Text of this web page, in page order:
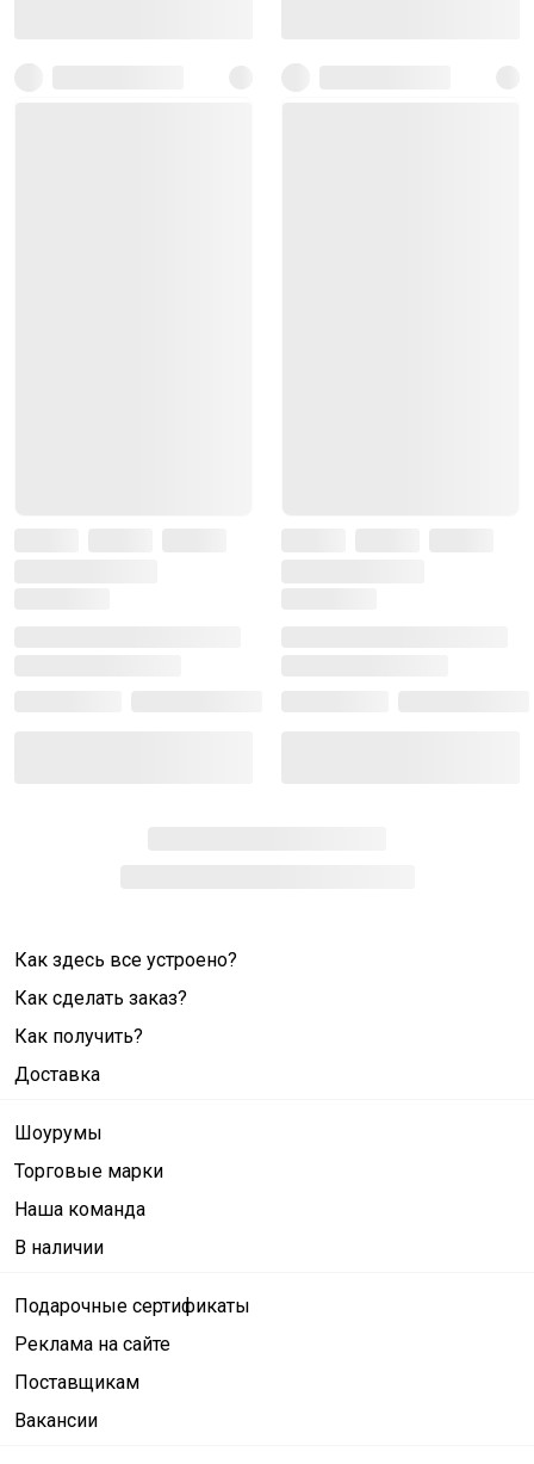
Как здесь все устроено?
Как сделать заказ?
Как получить?
Доставка
Шоурумы
Торговые марки
Наша команда
В наличии
Подарочные сертификаты
Реклама на сайте
Поставщикам
Вакансии